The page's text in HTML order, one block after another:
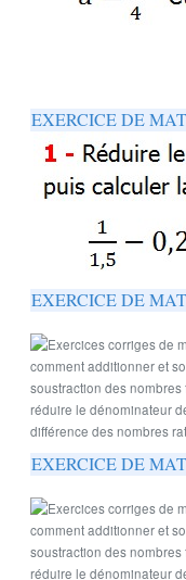
EXERCICE DE
EXERCICE DE
EXERCICE DE